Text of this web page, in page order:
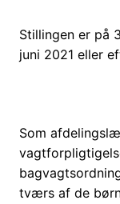
Stillingen er på
juni 2021 eller
Som
tværs af de